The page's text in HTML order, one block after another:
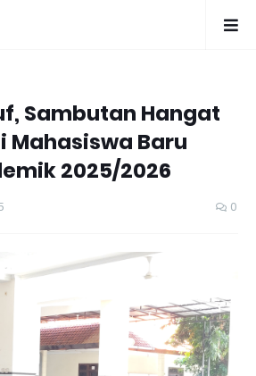
Sambutan Hangat
Mahasiswa Baru
2025/2026
0